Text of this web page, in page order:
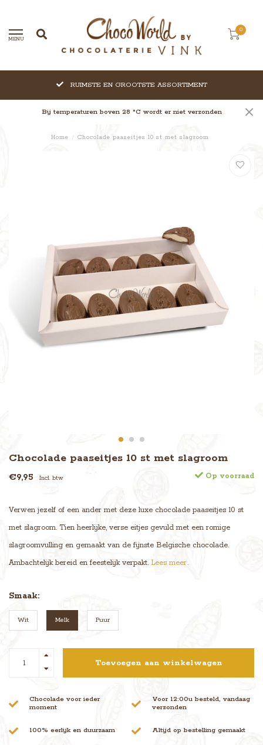
MENU
0
RUIMSTE EN GROOTSTE ASSORTIMENT
Bij temperaturen boven 28 °C wordt er niet verzonden
Home / Chocolade paaseitjes 10 st met slagroom
Chocolade paaseitjes 10 st met slagroom
€9,95 Incl. btw Op voorraad
Verwen jezelf of een ander met deze luxe chocolade paaseitjes 10 st
met slagroom. Tien heerlijke, verse eitjes gevuld met een romige
slagroomvulling en gemaakt van de fijnste Belgische chocolade.
Ambachtelijk bereid en feestelijk verpakt. Lees meer..
Smaak:
Wit Melk Puur
Toevoegen aan winkelwagen
Chocolade voor ieder
moment
Voor 12:00u besteld, vandaag
verzonden
100% eerlijk en duurzaam Altijd op bestelling gemaakt